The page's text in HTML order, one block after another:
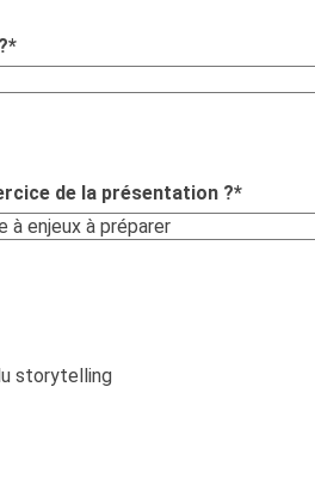
*
de la présentation ?*
storytelling